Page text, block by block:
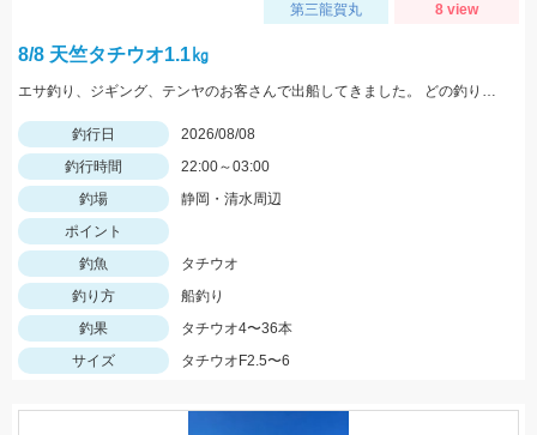
第三龍賀丸 8 view
8/8 天竺タチウオ1.1㎏
エサ釣り、ジギング、テンヤのお客さんで出船してきました。 どの釣り方もパターン狭かったようです。 開始早々から連チャンしたかと思えばすぐにパターン変わったのかそこからは当たりがなかなか出せなかった方もいたようです。 変わるパターンに合わせられた方は最後まで魚上がってましたが、パターンつかめず迷子や行方不明の方もいたようです。 一度の釣行でパターンが2度、3度と変わります。そのパターンさえつかめれば数も稼げると思いますよ。 エサ釣りで天竺タチウオの良型もあがりました。 皆さんにもチャンスありますからね！ その他、真鯛、アジ、オオニベなど多彩でした。 連休中まだお席が空いている日もあります。お席には限りがありますのでお早めのご予約をオススメします。 エサ釣り13～36匹 サイズ2.5～6本指(最大1.1kg) ジギング13匹 サイズ2.5～5本指 テンヤ4匹 サイズ2.5～3.5本指
釣行日
2026/08/08
釣行時間
22:00～03:00
釣場
静岡・清水周辺
ポイント
釣魚
タチウオ
釣り方
船釣り
釣果
タチウオ4〜36本
サイズ
タチウオF2.5〜6